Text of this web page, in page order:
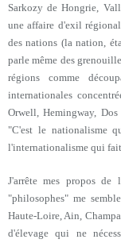
Sarkozy de Hongrie,
une affaire d'exil
des nations (la nation,
parle même des
régions comme
internationales
Orwell, Hemingway,
"C'est le nationalisme
l'internationalisme qui fait
J'arrête mes propos
"philosophes" me
Haute-Loire, Ain,
d'élevage qui ne